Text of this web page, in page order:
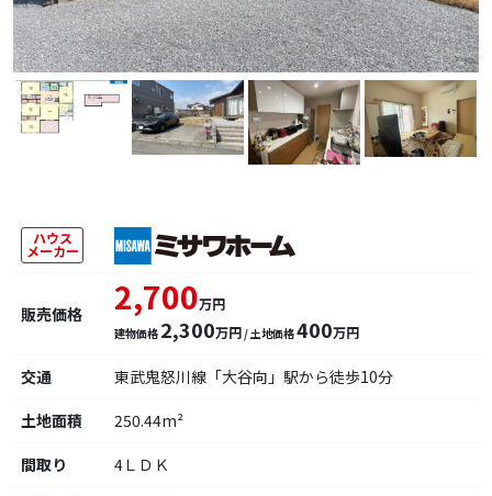
ハウス
メーカー
販売価格 2,700万円
建物価格 2,300万円/ 土地価格400万円
交通
東武鬼怒川線「大谷向」駅から徒歩10分
土地面積
250.44m²
間取り
4ＬＤＫ